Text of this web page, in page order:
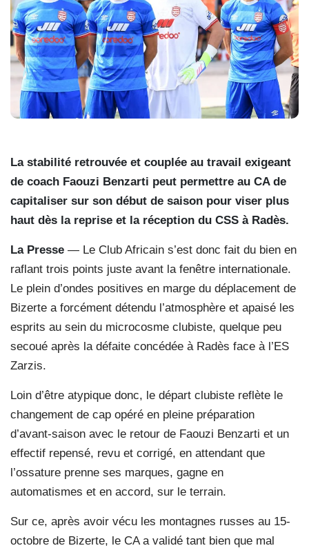
La stabilité retrouvée et couplée au travail exigeant
de coach Faouzi Benzarti peut permettre au CA de
capitaliser sur son début de saison pour viser plus
haut dès la reprise et la réception du CSS à Radès.
La Presse — Le Club Africain s’est donc fait du bien en
raflant trois points juste avant la fenêtre internationale.
Le plein d’ondes positives en marge du déplacement de
Bizerte a forcément détendu l’atmosphère et apaisé les
esprits au sein du microcosme clubiste, quelque peu
secoué après la défaite concédée à Radès face à l’ES
Zarzis.
Loin d’être atypique donc, le départ clubiste reflète le
changement de cap opéré en pleine préparation
d’avant-saison avec le retour de Faouzi Benzarti et un
effectif repensé, revu et corrigé, en attendant que
l’ossature prenne ses marques, gagne en
automatismes et en accord, sur le terrain.
Sur ce, après avoir vécu les montagnes russes au 15-
octobre de Bizerte, le CA a validé tant bien que mal